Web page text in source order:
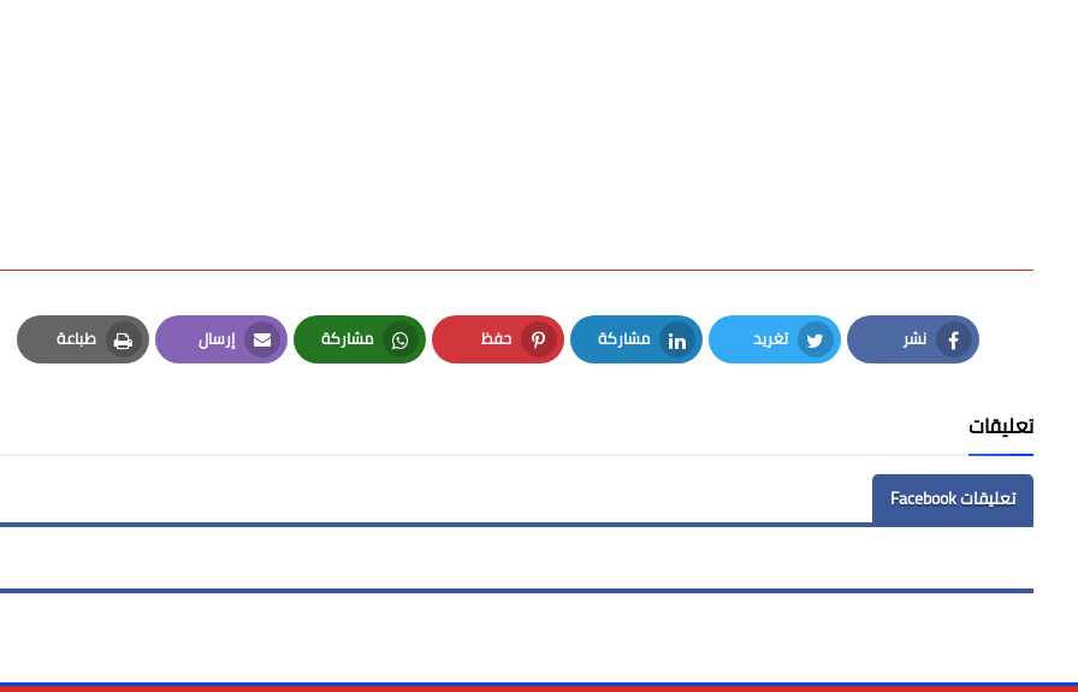
نشر
Facebook
تغريد
Twitter
مشاركة
LinkedIn
حفظ
Pinterest
مشاركة
Whatsapp
إرسال
Email
طباعة
Print
تعليقات
تعليقات Facebook